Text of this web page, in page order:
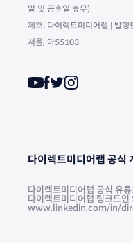
말 및 공휴일 휴무)
제호: 다이렉트미디어랩 | 발
서울, 아55103
다이렉트미디어랩 공식
다이렉트미디어랩 공식
다이렉트미디어랩 링크드인 :
www.linkedin.com/in/